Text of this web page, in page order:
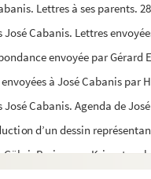
Lettres à ses parents.
José Cabanis. Lettres
envoyée par Gérard
envoyées à José Cabanis
José Cabanis. Agenda de
d’un dessin
Göhri. Breisgauer